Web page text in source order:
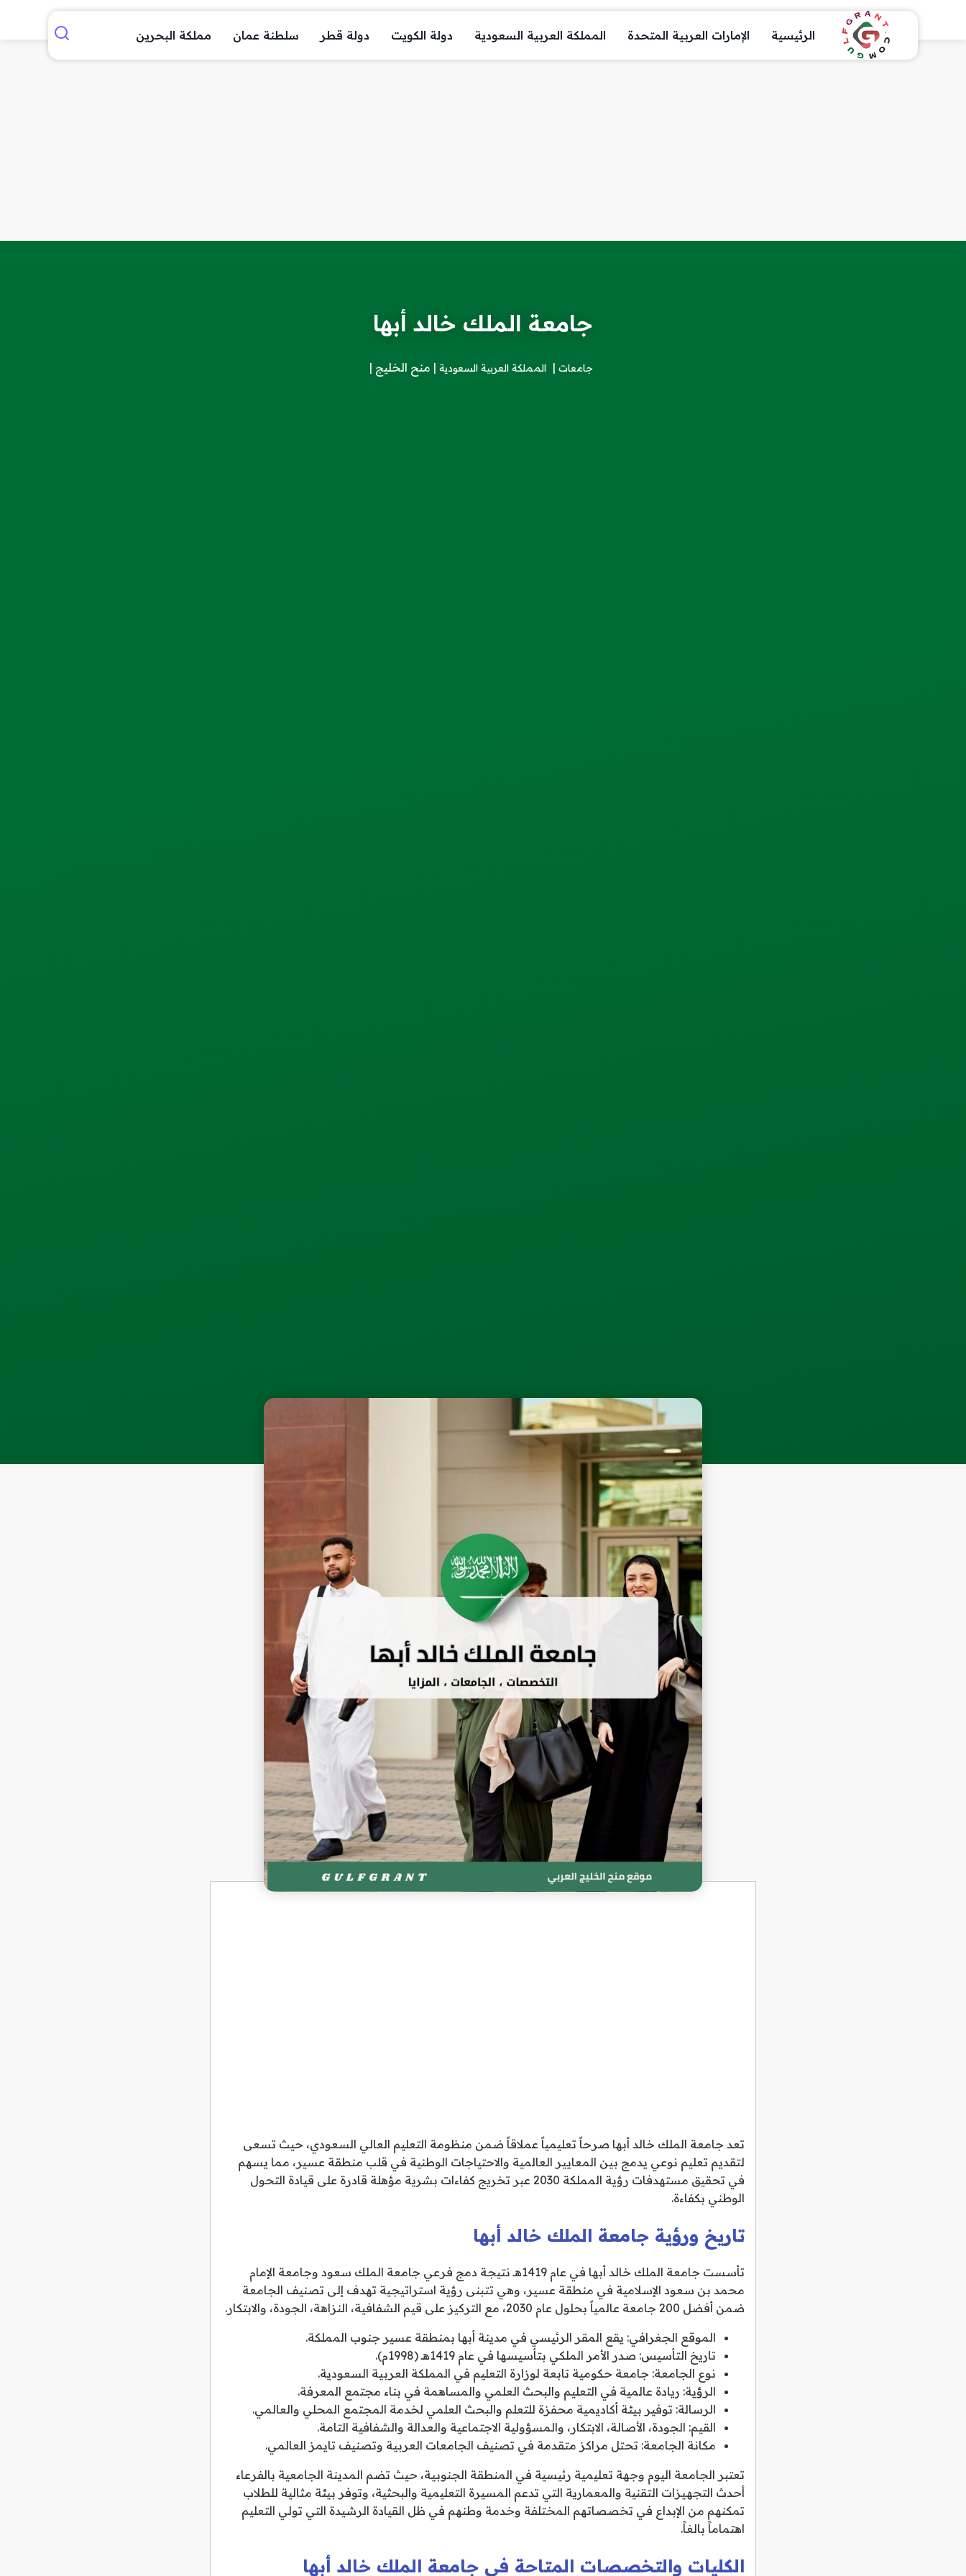
الرئيسية الإمارات العربية المتحدة المملكة العربية السعودية دولة الكويت دولة قطر سلطنة عمان مملكة البحرين
جامعة الملك خالد أبها
جامعات المملكة العربية السعودية منح الخليج
تعد جامعة الملك خالد أبها صرحاً تعليمياً عملاقاً ضمن منظومة التعليم العالي السعودي، حيث تسعى
لتقديم تعليم نوعي يدمج بين المعايير العالمية والاحتياجات الوطنية في قلب منطقة عسير، مما يسهم
في تحقيق مستهدفات رؤية المملكة 2030 عبر تخريج كفاءات بشرية مؤهلة قادرة على قيادة التحول
الوطني بكفاءة.
تاريخ ورؤية جامعة الملك خالد أبها
تأسست جامعة الملك خالد أبها في عام 1419هـ نتيجة دمج فرعي جامعة الملك سعود وجامعة الإمام
محمد بن سعود الإسلامية في منطقة عسير، وهي تتبنى رؤية استراتيجية تهدف إلى تصنيف الجامعة
ضمن أفضل 200 جامعة عالمياً بحلول عام 2030، مع التركيز على قيم الشفافية، النزاهة، الجودة، والابتكار.
الموقع الجغرافي: يقع المقر الرئيسي في مدينة أبها بمنطقة عسير جنوب المملكة.
تاريخ التأسيس: صدر الأمر الملكي بتأسيسها في عام 1419هـ (1998م).
نوع الجامعة: جامعة حكومية تابعة لوزارة التعليم في المملكة العربية السعودية.
الرؤية: ريادة عالمية في التعليم والبحث العلمي والمساهمة في بناء مجتمع المعرفة.
الرسالة: توفير بيئة أكاديمية محفزة للتعلم والبحث العلمي لخدمة المجتمع المحلي والعالمي.
القيم: الجودة، الأصالة، الابتكار، والمسؤولية الاجتماعية والعدالة والشفافية التامة.
مكانة الجامعة: تحتل مراكز متقدمة في تصنيف الجامعات العربية وتصنيف تايمز العالمي.
تعتبر الجامعة اليوم وجهة تعليمية رئيسية في المنطقة الجنوبية، حيث تضم المدينة الجامعية بالفرعاء
أحدث التجهيزات التقنية والمعمارية التي تدعم المسيرة التعليمية والبحثية، وتوفر بيئة مثالية للطلاب
تمكنهم من الإبداع في تخصصاتهم المختلفة وخدمة وطنهم في ظل القيادة الرشيدة التي تولي التعليم
اهتماماً بالغاً.
الكليات والتخصصات المتاحة في جامعة الملك خالد أبها